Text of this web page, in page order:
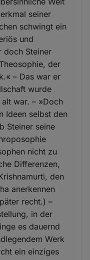
seiner
schwingt ein
und
doch Steiner
der
– Das war er
wurde
war. – »Doch
Ideen selbst den
Steiner seine
nicht zu
Differenzen,
den
anerkennen
recht.) –
in der
es dauernd
Werk
ein einziges